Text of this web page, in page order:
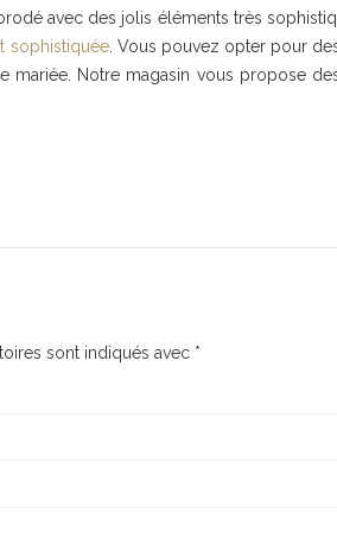
avec des jolis éléments très
sophistiquée. Vous pouvez opter pour
Notre magasin vous propose
sont indiqués avec *